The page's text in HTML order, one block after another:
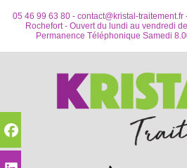
05 46 99 63 80 - contact@kristal-traitement.fr
Rochefort - Ouvert du lundi au vendredi
Permanence Téléphonique Samedi